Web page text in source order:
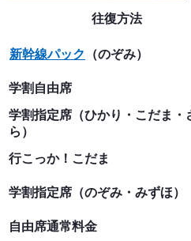
往復方法
新幹線パック （のぞみ）
学割自由席
学割指定席（ひかり・こだま・
ら）
行こっか！こだま
学割指定席（のぞみ・みずほ）
自由席通常料金